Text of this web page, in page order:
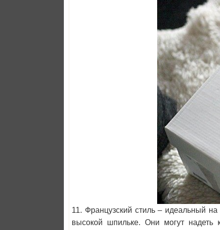
11. Французский стиль – идеальный
высокой шпильке. Они могут надеть